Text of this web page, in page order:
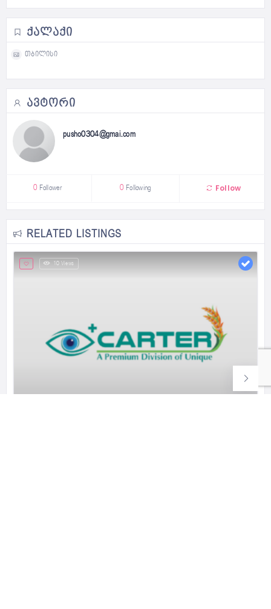
ᲥᲐᲚᲐᲥᲘ
თბილისი
ᲐᲕᲢᲝᲠᲘ
pusho0304@gmai.com
0 Follower 0 Following Follow
RELATED LISTINGS
10 Views